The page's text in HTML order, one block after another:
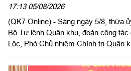
Thành phố Hồ Chí Minh
17:13 05/08/2026
(QK7 Online) - Sáng ngày 5/8, thừa
Bộ Tư lệnh Quân khu, đoàn công
Lộc, Phó Chủ nhiệm Chính trị Quân
năm 2026 tại Trung đoàn Minh Đạm